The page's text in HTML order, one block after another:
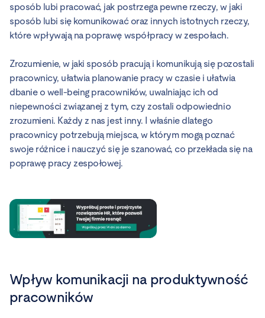
sposób lubi pracować, jak postrzega pewne rzeczy, w jaki
sposób lubi się komunikować oraz innych istotnych rzeczy,
które wpływają na poprawę współpracy w zespołach.
Zrozumienie, w jaki sposób pracują i komunikują się pozostali
pracownicy, ułatwia planowanie pracy w czasie i ułatwia
dbanie o well-being pracowników, uwalniając ich od
niepewności związanej z tym, czy zostali odpowiednio
zrozumieni. Każdy z nas jest inny. I właśnie dlatego
pracownicy potrzebują miejsca, w którym mogą poznać
swoje różnice i nauczyć się je szanować, co przekłada się na
poprawę pracy zespołowej.
Wpływ komunikacji na produktywność
pracowników